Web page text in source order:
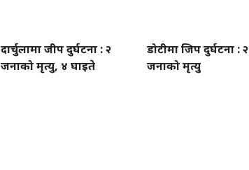
दार्चुलामा जीप दुर्घटना : २
जनाको मृत्यु, ४ घाइते
डोटीमा जिप दुर्घटना : २
जनाको मृत्यु